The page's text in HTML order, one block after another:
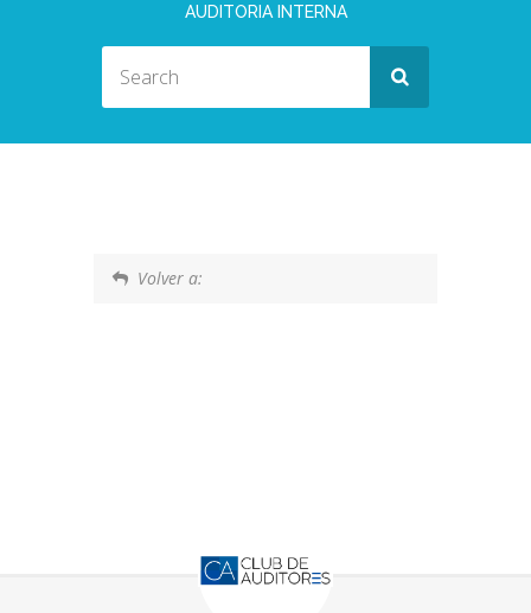
AUDITORIA INTERNA
Volver a: